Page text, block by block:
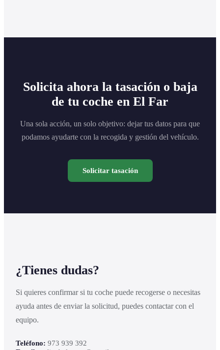
Solicita ahora la tasación o baja
de tu coche en El Far
Una sola acción, un solo objetivo: dejar tus datos para que
podamos ayudarte con la recogida y gestión del vehículo.
Solicitar tasación
¿Tienes dudas?
Si quieres confirmar si tu coche puede recogerse o necesitas
ayuda antes de enviar la solicitud, puedes contactar con el
equipo.
Teléfono: 973 939 392